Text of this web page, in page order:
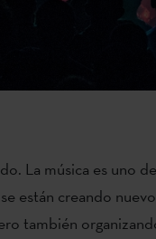
La música es uno
están creando
también